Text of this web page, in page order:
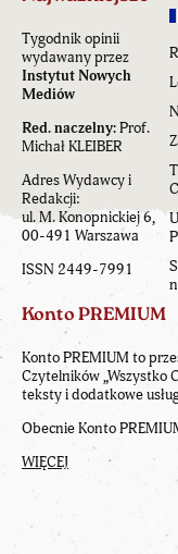
Tygodnik opinii
wydawany przez
Instytut Nowych
Mediów
Red. naczelny:Prof.
Michał KLEIBER
Adres Wydawcy i
Redakcji:
ul. M. Konopnickiej 6,
00-491 Warszawa
ISSN 2449-7991
Konto PREMIUM
Konto PREMIUM to
Czytelników „Wszystko
teksty i dodatkowe
Obecnie Konto
WIĘCEJ